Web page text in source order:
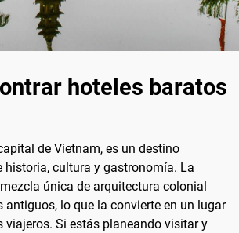
hoteles baratos
de Vietnam, es un destino
historia, cultura y gastronomía. La
única de arquitectura colonial
antiguos, lo que la convierte en un lugar
viajeros. Si estás planeando visitar y